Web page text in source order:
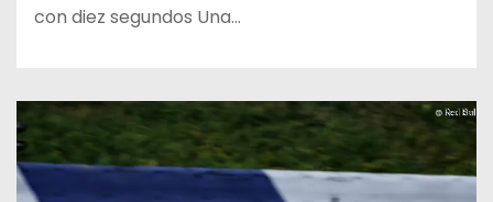
con diez segundos Una…